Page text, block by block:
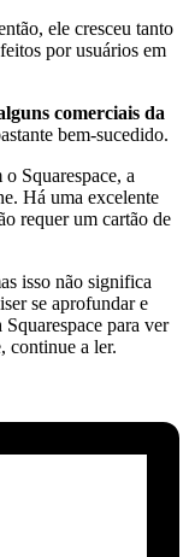
ele cresceu tanto
por usuários em
comerciais da
bem-sucedido.
Squarespace, a
Há uma excelente
requer um cartão de
isso não significa
se aprofundar e
para ver
continue a ler.